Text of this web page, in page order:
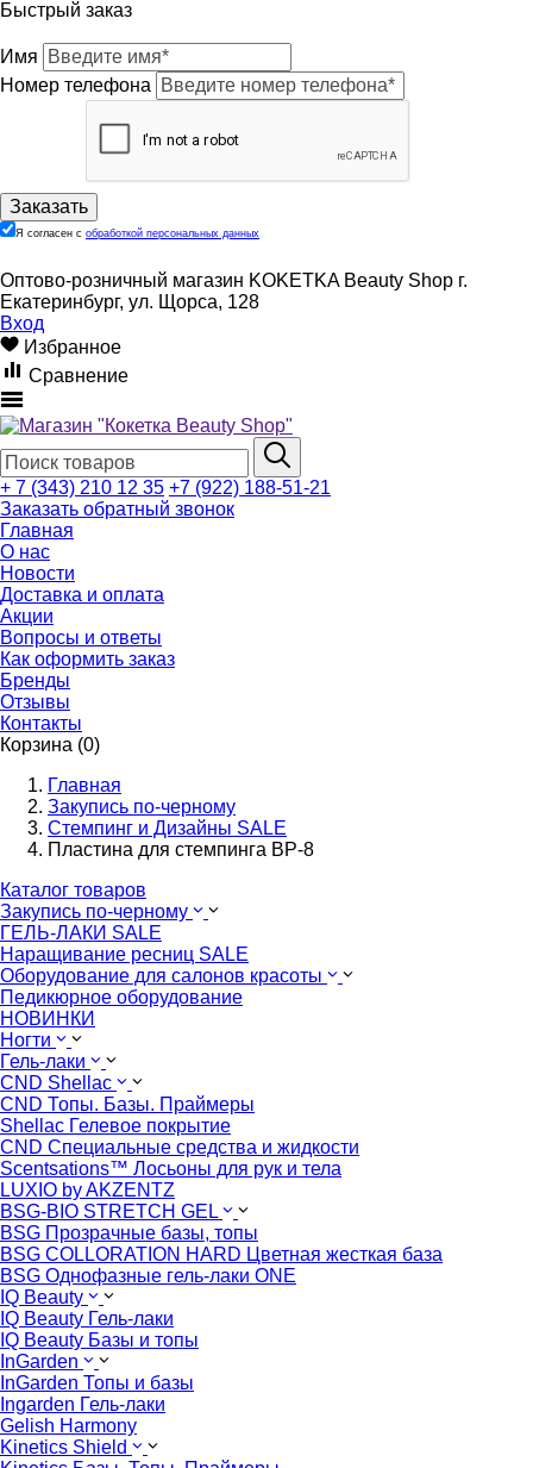
Быстрый заказ
Имя
Номер телефона
Я согласен с обработкой персональных данных
Оптово-розничный магазин KOKETKA Beauty Shop г.
Екатеринбург, ул. Щорса, 128
Вход
Избранное
Сравнение
+ 7 (343) 210 12 35 +7 (922) 188-51-21
Заказать обратный звонок
Главная
О нас
Новости
Доставка и оплата
Акции
Вопросы и ответы
Как оформить заказ
Бренды
Отзывы
Контакты
Корзина (0)
Главная
Закупись по-черному
Стемпинг и Дизайны SALE
Пластина для стемпинга BP-8
Каталог товаров
Закупись по-черному
ГЕЛЬ-ЛАКИ SALE
Наращивание ресниц SALE
Оборудование для салонов красоты
Педикюрное оборудование
НОВИНКИ
Ногти
Гель-лаки
CND Shellac
CND Топы. Базы. Праймеры
Shellac Гелевое покрытие
CND Специальные средства и жидкости
Scentsations™ Лосьоны для рук и тела
LUXIO by AKZENTZ
BSG-BIO STRETCH GEL
BSG Прозрачные базы, топы
BSG COLLORATION HARD Цветная жесткая база
BSG Однофазные гель-лаки ONE
IQ Beauty
IQ Beauty Гель-лаки
IQ Beauty Базы и топы
InGarden
InGarden Топы и базы
Ingarden Гель-лаки
Gelish Harmony
Kinetics Shield